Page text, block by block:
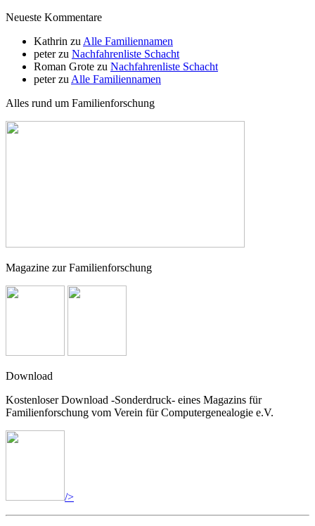
Neueste Kommentare
Kathrin zu Alle Familiennamen
peterzu Nachfahrenliste Schacht
Roman Grote zu Nachfahrenliste Schacht
peterzu Alle Familiennamen
Alles rund um Familienforschung
Magazine zur Familienforschung
Download
Kostenloser Download -Sonderdruck- eines Magazins für
Familienforschung vom Verein für Computergenealogie e.V.
/>